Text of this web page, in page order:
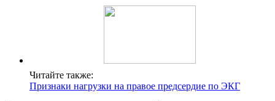
Читайте также:
Признаки нагрузки на правое предсердие по ЭКГ